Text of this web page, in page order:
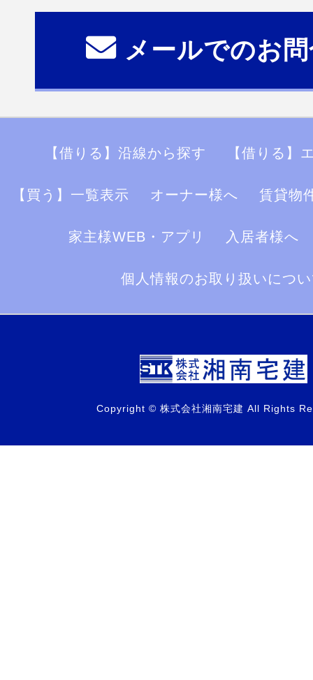
メールでのお
【借りる】沿線から探す 【借りる】
【買う】一覧表示 オーナー様へ 賃貸物
家主様WEB・アプリ 入居者様へ
個人情報のお取り扱いにつ
Copyright © 株式会社湘南宅建 All Rights